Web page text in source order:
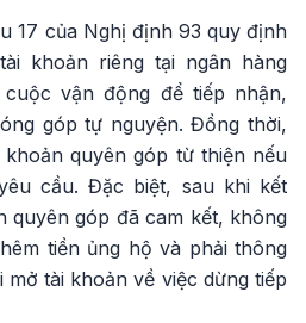
17 của Nghị định 93 quy định
khoản riêng tại ngân hàng
vận động để tiếp nhận,
góp tự nguyện. Đồng thời,
quyên góp từ thiện nếu
cầu. Đặc biệt, sau khi kết
quyên góp đã cam kết, không
tiền ủng hộ và phải thông
tài khoản về việc dừng tiếp